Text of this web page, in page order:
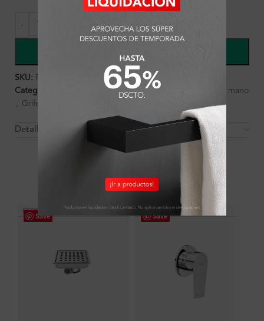
SKU: FA1705
Categorías:
Baño, Baño , Ducha
Ducha de mano
, Griferías
Detalles y Material
OTROS PRODUCTOS QUE PUEDEN
Save Save